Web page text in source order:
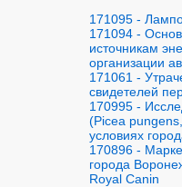
171095 -
171094 -
источникам
организации
171061 -
свидетелей
170995 -
(Рicea
условиях
170896 -
города
Royal Canin